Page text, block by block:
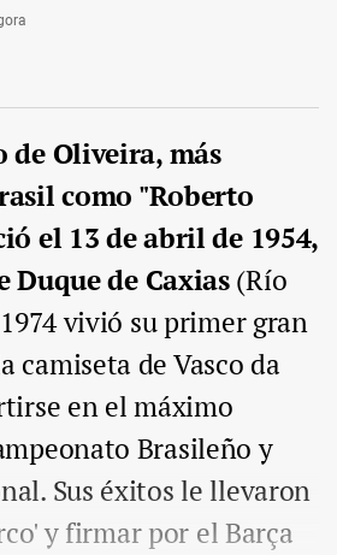
de Oliveira, más
como "Roberto
el 13 de abril de 1954,
Duque de Caxias(Río
vivió su primer gran
camiseta de Vasco da
en el máximo
Brasileño y
Sus éxitos le llevaron
y firmar por el Barça